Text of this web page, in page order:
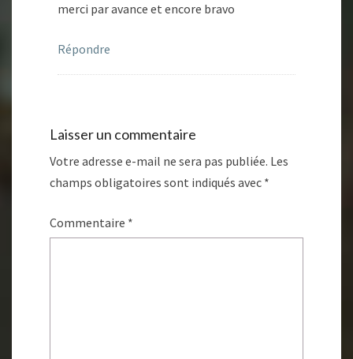
merci par avance et encore bravo
Répondre
Laisser un commentaire
Votre adresse e-mail ne sera pas publiée. Les
champs obligatoires sont indiqués avec *
Commentaire *